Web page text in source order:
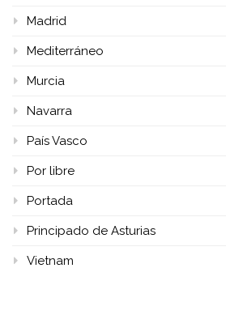
Madrid
Mediterráneo
Murcia
Navarra
País Vasco
Por libre
Portada
Principado de Asturias
Vietnam